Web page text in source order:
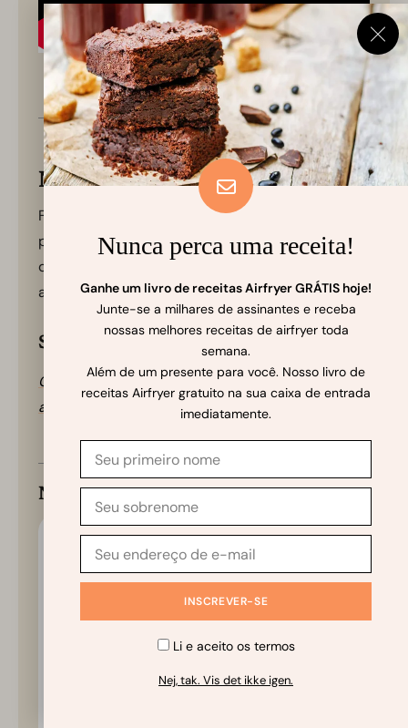
Nossas anotações para a receita
Fique de olho nas batatas fritas perto do final do
preparo, pois o tempo de cozimento pode variar
dependendo do modelo e da eficiência da sua
airfryer.
Suas anotações para a receita
Clique aqui! Para adicionar e salvar suas próprias
anotações para esta receita.
Nutrição por porção (Indicativa)
Informação nutricional
Batatas fritas na Airfryer
156
0.4g 1%
Gorduras poli-insaturadas 0.1g
Nunca perca uma receita!
Ganhe um livro de receitas Airfryer GRÁTIS hoje!
Junte-se a milhares de assinantes e receba
nossas melhores receitas de airfryer toda
semana.
Além de um presente para você. Nosso livro de
receitas Airfryer gratuito na sua caixa de entrada
imediatamente.
Li e aceito os termos
Nej, tak. Vis det ikke igen.
✨Pergunte ao Chef IA